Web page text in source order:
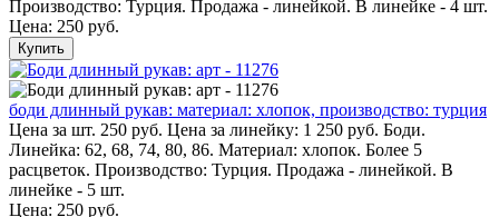
Производство: Турция. Продажа - линейкой. В линейке - 4 шт.
Цена: 250 руб.
Купить
боди длинный рукав: материал: хлопок, производство: турция
Цена за шт. 250 руб. Цена за линейку: 1 250 руб. Боди.
Линейка: 62, 68, 74, 80, 86. Материал: хлопок. Более 5
расцветок. Производство: Турция. Продажа - линейкой. В
линейке - 5 шт.
Цена: 250 руб.